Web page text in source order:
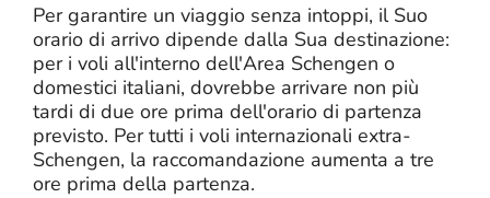
Per garantire un viaggio senza intoppi, il Suo
orario di arrivo dipende dalla Sua destinazione:
per i voli all'interno dell'Area Schengen o
domestici italiani, dovrebbe arrivare non più
tardi di due ore prima dell'orario di partenza
previsto. Per tutti i voli internazionali extra-
Schengen, la raccomandazione aumenta a tre
ore prima della partenza.